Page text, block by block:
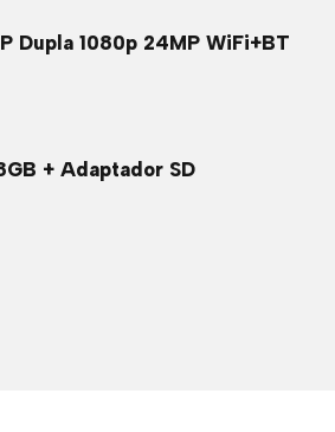
Dupla 1080p 24MP WiFi+BT
+ Adaptador SD